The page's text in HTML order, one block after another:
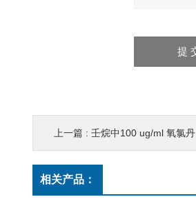
上一篇 : 壬烷中100 ug/ml 氧氯丹
相关产品：